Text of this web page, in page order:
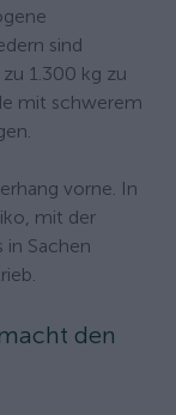
sind
1.300 kg zu
mit schwerem
vorne. In
mit der
in Sachen
den